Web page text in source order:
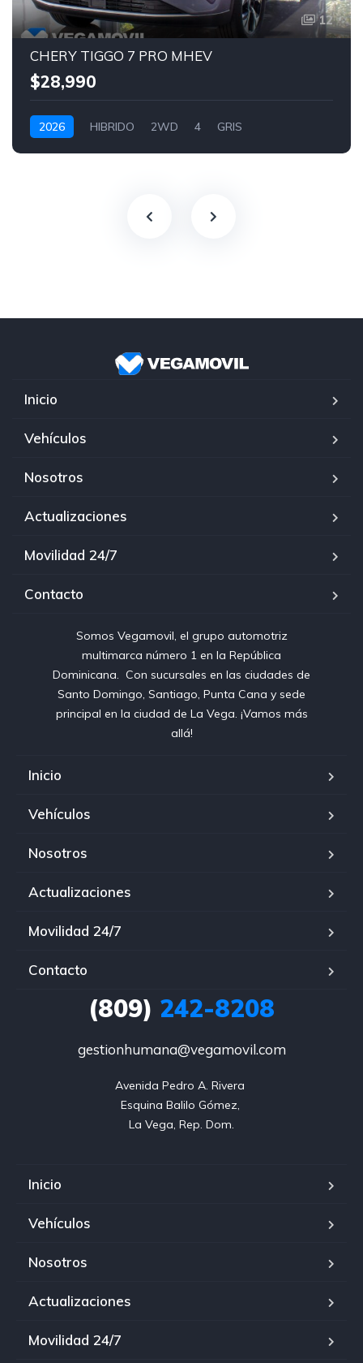
12
CHERY TIGGO 7 PRO MHEV
$28,990
2026 HIBRIDO 2WD 4 GRIS
Inicio
Vehículos
Nosotros
Actualizaciones
Movilidad 24/7
Contacto
Somos Vegamovil, el grupo automotriz
multimarca número 1 en la República
Dominicana⁣. ⁣ Con sucursales en las ciudades de
Santo Domingo, Santiago, Punta Cana y sede
principal en la ciudad de La Vega. ¡Vamos más
allá!
Inicio
Vehículos
Nosotros
Actualizaciones
Movilidad 24/7
Contacto
(809) 242-8208
gestionhumana@vegamovil.com
Avenida Pedro A. Rivera
Esquina Balilo Gómez,
La Vega, Rep. Dom.
Inicio
Vehículos
Nosotros
Actualizaciones
Movilidad 24/7